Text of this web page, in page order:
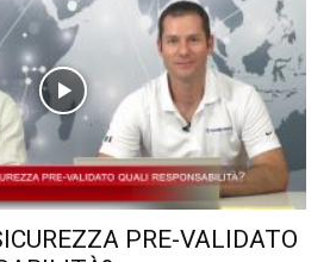
PRE-VALIDATO